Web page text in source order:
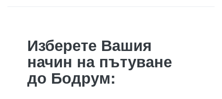
Изберете Вашия
начин на пътуване
до Бодрум: